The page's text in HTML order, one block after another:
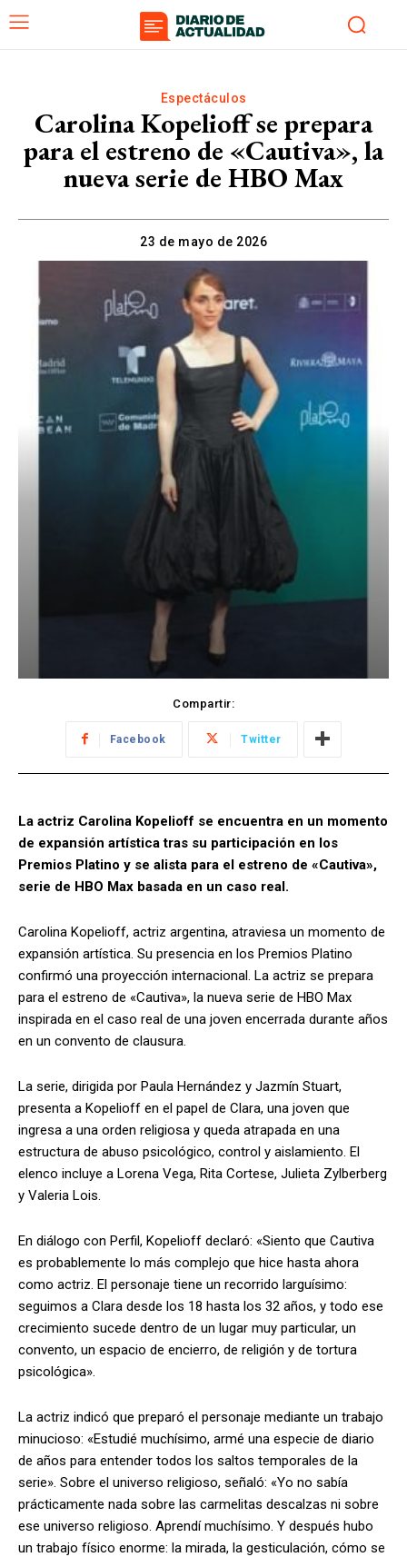
Espectáculos
Carolina Kopelioff se prepara
para el estreno de «Cautiva», la
nueva serie de HBO Max
23 de mayo de 2026
Compartir:
Facebook Twitter
La actriz Carolina Kopelioff se encuentra en un momento
de expansión artística tras su participación en los
Premios Platino y se alista para el estreno de «Cautiva»,
serie de HBO Max basada en un caso real.
Carolina Kopelioff, actriz argentina, atraviesa un momento de
expansión artística. Su presencia en los Premios Platino
confirmó una proyección internacional. La actriz se prepara
para el estreno de «Cautiva», la nueva serie de HBO Max
inspirada en el caso real de una joven encerrada durante años
en un convento de clausura.
La serie, dirigida por Paula Hernández y Jazmín Stuart,
presenta a Kopelioff en el papel de Clara, una joven que
ingresa a una orden religiosa y queda atrapada en una
estructura de abuso psicológico, control y aislamiento. El
elenco incluye a Lorena Vega, Rita Cortese, Julieta Zylberberg
y Valeria Lois.
En diálogo con Perfil, Kopelioff declaró: «Siento que Cautiva
es probablemente lo más complejo que hice hasta ahora
como actriz. El personaje tiene un recorrido larguísimo:
seguimos a Clara desde los 18 hasta los 32 años, y todo ese
crecimiento sucede dentro de un lugar muy particular, un
convento, un espacio de encierro, de religión y de tortura
psicológica».
La actriz indicó que preparó el personaje mediante un trabajo
minucioso: «Estudié muchísimo, armé una especie de diario
de años para entender todos los saltos temporales de la
serie». Sobre el universo religioso, señaló: «Yo no sabía
prácticamente nada sobre las carmelitas descalzas ni sobre
ese universo religioso. Aprendí muchísimo. Y después hubo
un trabajo físico enorme: la mirada, la gesticulación, cómo se